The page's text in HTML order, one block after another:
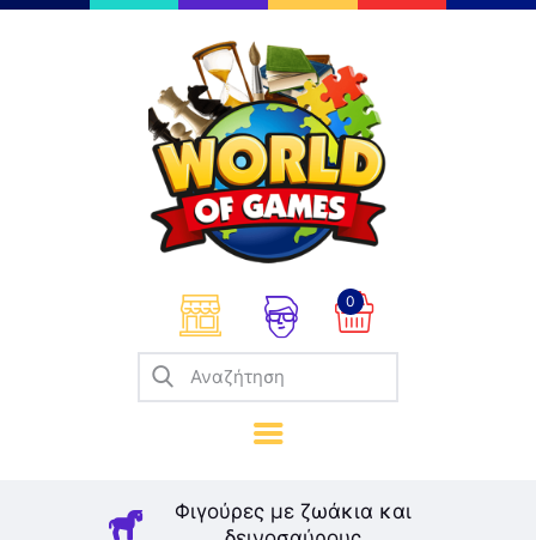
0
Φιγούρες με ζωάκια και
Επιτραπέζια
Παζλ
Παιχνίδια Καρτών
Σπαζοκεφαλιές
Κατασκευές
Καλλιτεχνικά
Μοντελισμός
Βιβλία
Παιχνίδια Ρόλων